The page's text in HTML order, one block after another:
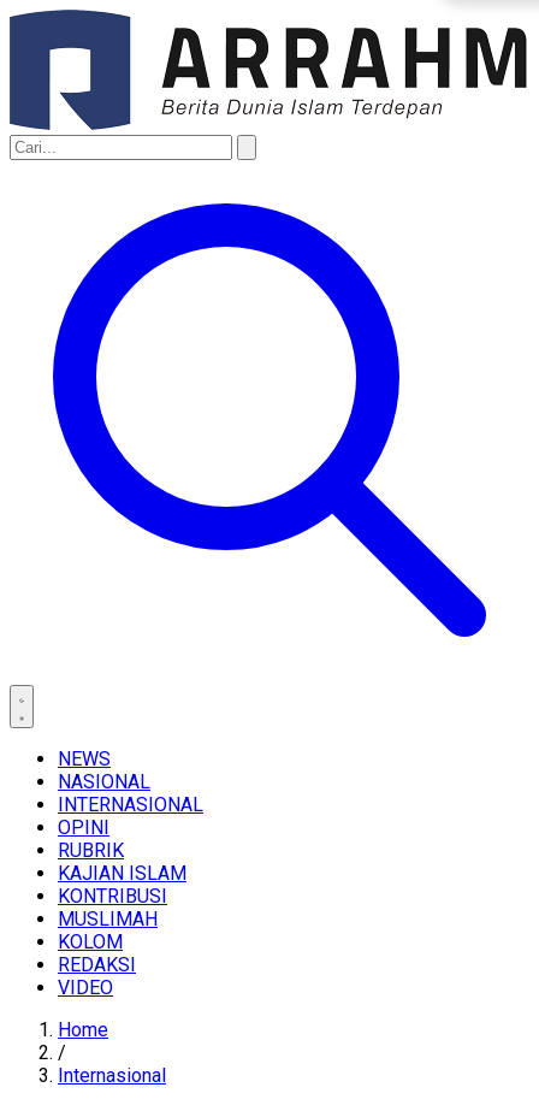
NEWS
NASIONAL
INTERNASIONAL
OPINI
RUBRIK
KAJIAN ISLAM
KONTRIBUSI
MUSLIMAH
KOLOM
REDAKSI
VIDEO
Home
/
Internasional